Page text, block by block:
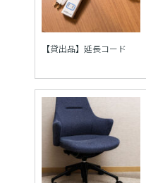
【貸出品】延長コード